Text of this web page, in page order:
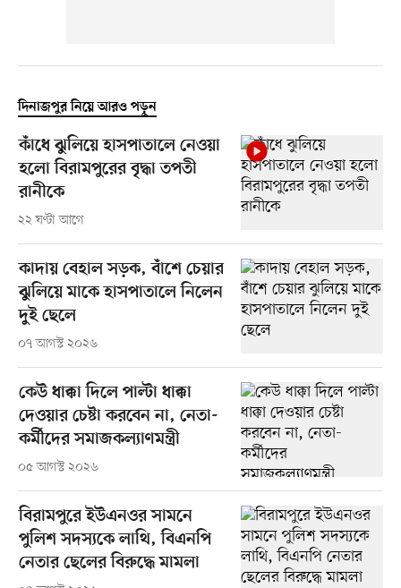
দিনাজপুর নিয়ে আরও পড়ুন
কাঁধে ঝুলিয়ে হাসপাতালে নেওয়া
হলো বিরামপুরের বৃদ্ধা তপতী
রানীকে
২২ ঘণ্টা আগে
কাদায় বেহাল সড়ক, বাঁশে চেয়ার
ঝুলিয়ে মাকে হাসপাতালে নিলেন
দুই ছেলে
০৭ আগস্ট ২০২৬
কেউ ধাক্কা দিলে পাল্টা ধাক্কা
দেওয়ার চেষ্টা করবেন না, নেতা-
কর্মীদের সমাজকল্যাণমন্ত্রী
০৫ আগস্ট ২০২৬
বিরামপুরে ইউএনওর সামনে
পুলিশ সদস্যকে লাথি, বিএনপি
নেতার ছেলের বিরুদ্ধে মামলা